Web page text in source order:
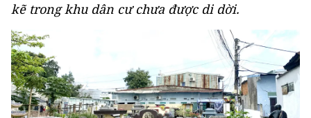
kẽ trong khu dân cư chưa được di dời.